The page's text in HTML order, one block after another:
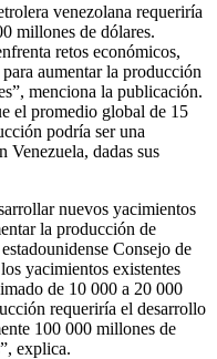
venezolana requeriría
millones de dólares.
retos económicos,
aumentar la producción
menciona la publicación.
el promedio global de 15
podría ser una
Venezuela, dadas sus
nuevos yacimientos
la producción de
Consejo de
yacimientos existentes
de 10 000 a 20 000
requeriría el desarrollo
100 000 millones de
explica.